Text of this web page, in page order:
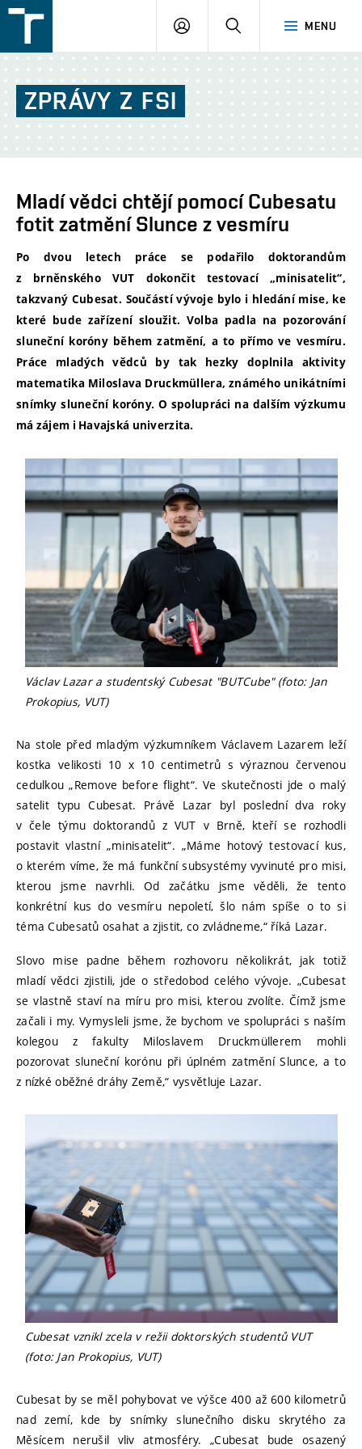
v
Brně
MENU
PŘIHLÁŠENÍ
ZPRÁVY Z FSI
Mladí vědci chtějí pomocí Cubesatu
fotit zatmění Slunce z vesmíru
Po dvou letech práce se podařilo doktorandům
z brněnského VUT dokončit testovací „minisatelit“,
takzvaný Cubesat. Součástí vývoje bylo i hledání mise, ke
které bude zařízení sloužit. Volba padla na pozorování
sluneční koróny během zatmění, a to přímo ve vesmíru.
Práce mladých vědců by tak hezky doplnila aktivity
matematika Miloslava Druckmüllera, známého unikátními
snímky sluneční koróny. O spolupráci na dalším výzkumu
má zájem i Havajská univerzita.
Václav Lazar a studentský Cubesat "BUTCube" (foto: Jan
Prokopius, VUT)
Na stole před mladým výzkumníkem Václavem Lazarem leží
kostka velikosti 10 x 10 centimetrů s výraznou červenou
cedulkou „Remove before flight“. Ve skutečnosti jde o malý
satelit typu Cubesat. Právě Lazar byl poslední dva roky
v čele týmu doktorandů z VUT v Brně, kteří se rozhodli
postavit vlastní „minisatelit“. „Máme hotový testovací kus,
o kterém víme, že má funkční subsystémy vyvinuté pro misi,
kterou jsme navrhli. Od začátku jsme věděli, že tento
konkrétní kus do vesmíru nepoletí, šlo nám spíše o to si
téma Cubesatů osahat a zjistit, co zvládneme,“ říká Lazar.
Slovo mise padne během rozhovoru několikrát, jak totiž
mladí vědci zjistili, jde o středobod celého vývoje. „Cubesat
se vlastně staví na míru pro misi, kterou zvolíte. Čímž jsme
začali i my. Vymysleli jsme, že bychom ve spolupráci s naším
kolegou z fakulty Miloslavem Druckmüllerem mohli
pozorovat sluneční korónu při úplném zatmění Slunce, a to
z nízké oběžné dráhy Země,“ vysvětluje Lazar.
Cubesat vznikl zcela v režii doktorských studentů VUT
(foto: Jan Prokopius, VUT)
Cubesat by se měl pohybovat ve výšce 400 až 600 kilometrů
nad zemí, kde by snímky slunečního disku skrytého za
Měsícem nerušil vliv atmosféry. „Cubesat bude osazený